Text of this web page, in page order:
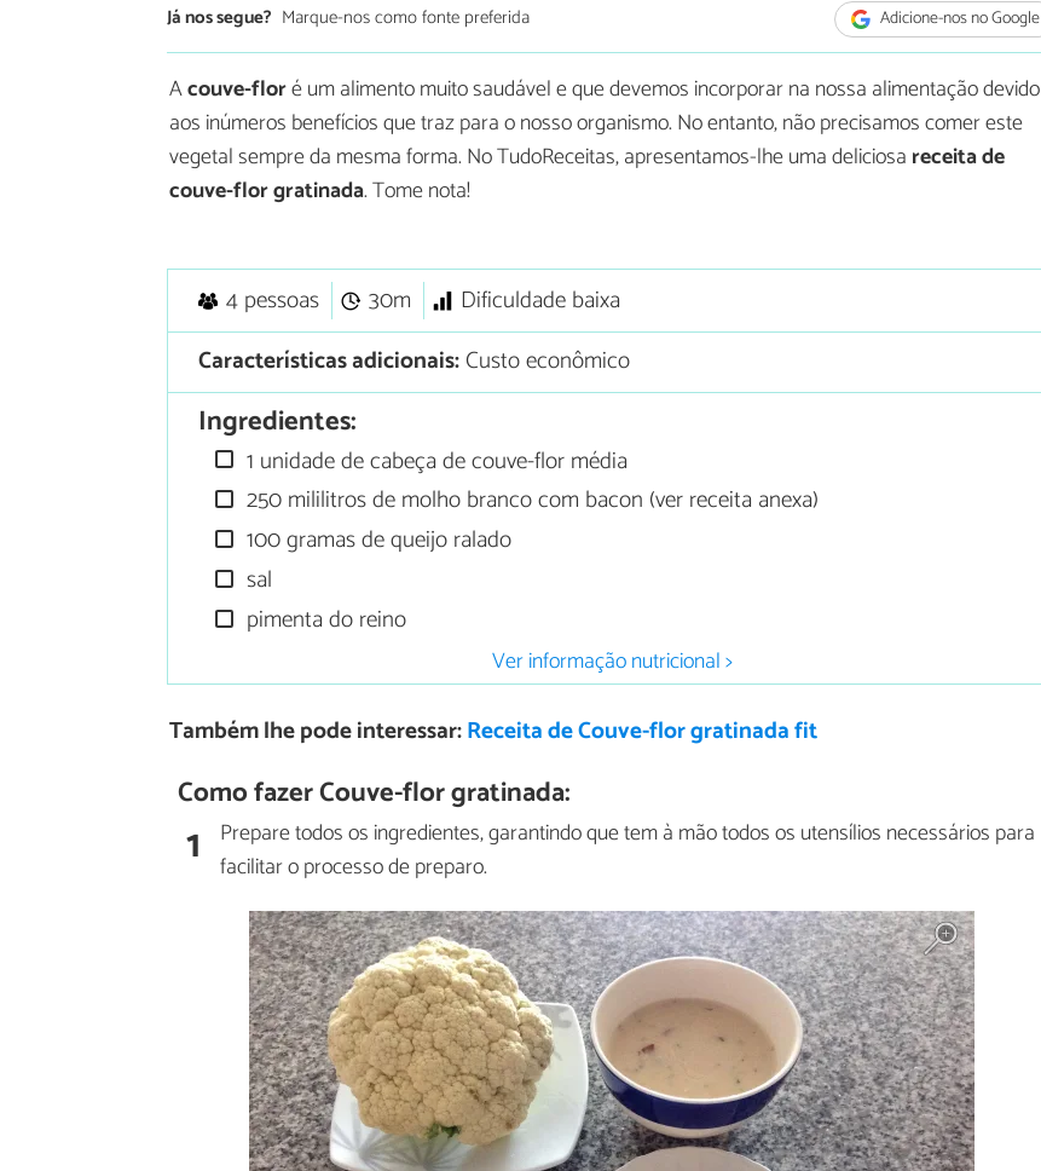
Já nos segue? Marque-nos como fonte preferida Adicione-nos no Google
Acouve-floré um alimento muito saudável e que devemos incorporar na nossa alimentação devido
aos inúmeros benefícios que traz para o nosso organismo. No entanto, não precisamos comer este
vegetal sempre da mesma forma. No TudoReceitas, apresentamos-lhe uma deliciosa receita de
couve-flor gratinada. Tome nota!
4 pessoas 30m
Dificuldade baixa
Características adicionais:Custo econômico
Ingredientes:
1 unidade de cabeça de couve-flor média
250 mililitros de molho branco com bacon (ver receita anexa)
100 gramas de queijo ralado
sal
pimenta do reino
Ver informação nutricional >
Também lhe pode interessar:Receita de Couve-flor gratinada fit
Como fazer Couve-flor gratinada:
1
Prepare todos os ingredientes, garantindo que tem à mão todos os utensílios necessários para
facilitar o processo de preparo.